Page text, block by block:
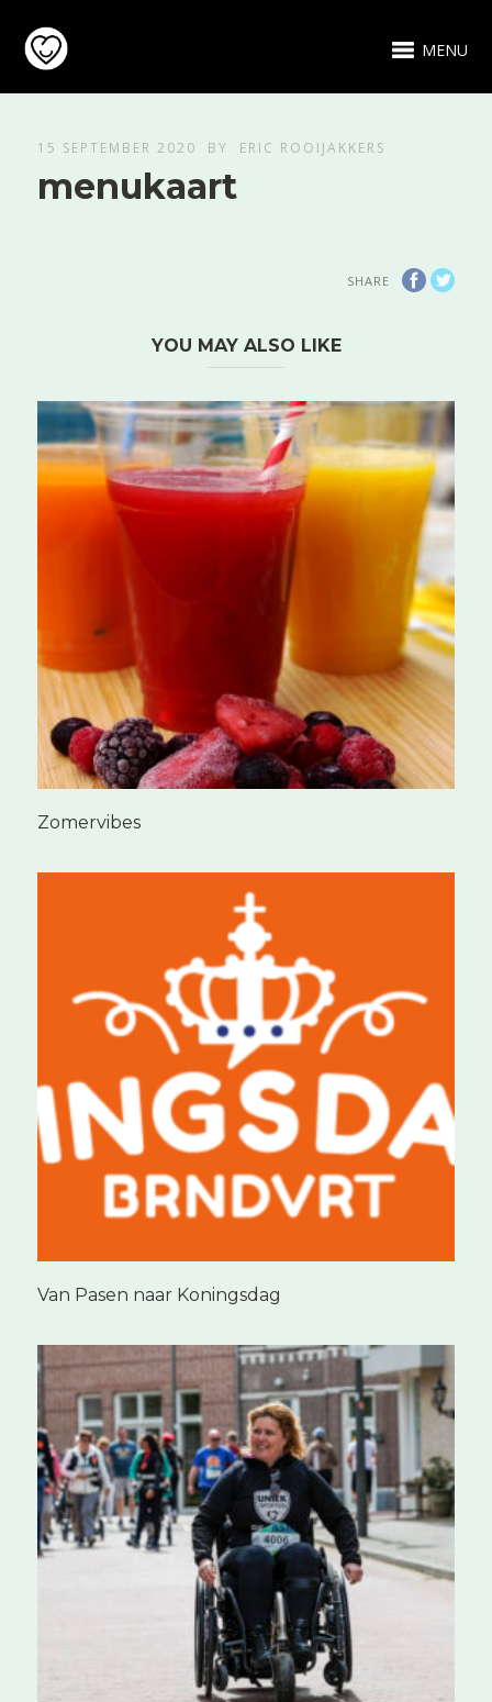
MENU
15 SEPTEMBER 2020 BY ERIC ROOIJAKKERS
menukaart
SHARE
YOU MAY ALSO LIKE
Zomervibes
Van Pasen naar Koningsdag